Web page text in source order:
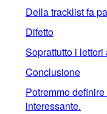
Della tracklist fa
Difetto
Soprattutto i
Conclusione
Potremmo
interessante.